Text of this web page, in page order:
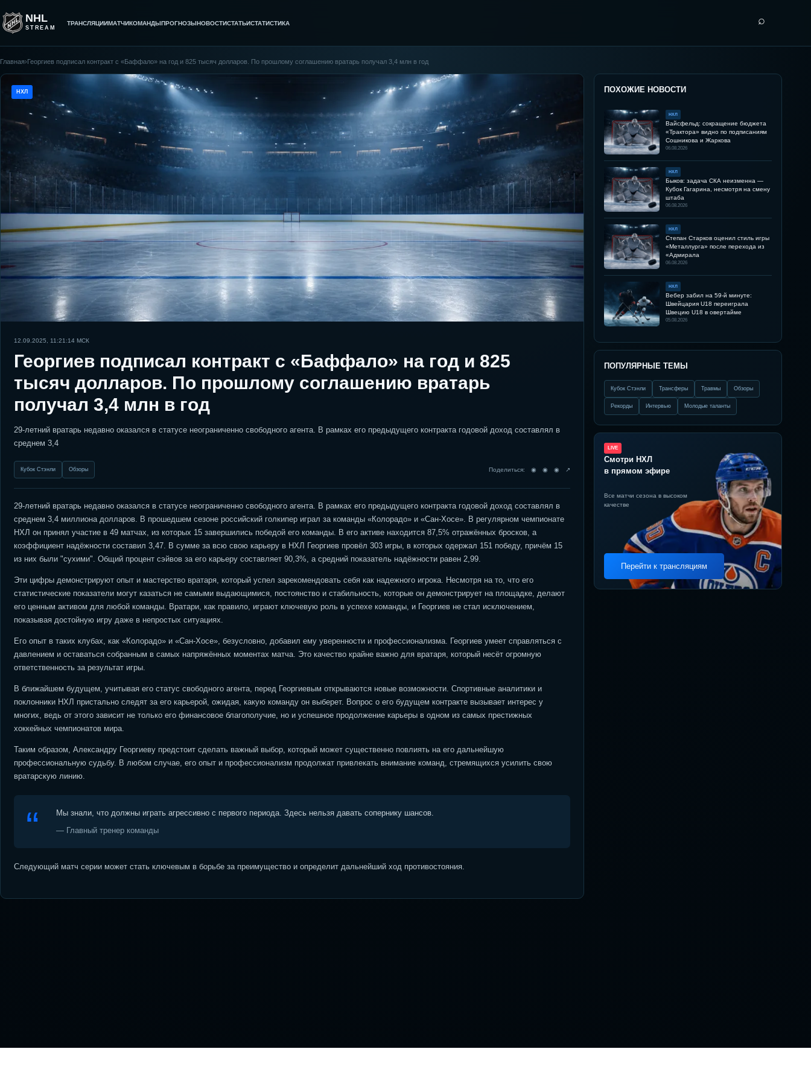
NHL
STREAM
ТРАНСЛЯЦИИМАТЧИКОМАНДЫПРОГНОЗЫНОВОСТИСТАТЬИСТАТИСТИКА ⌕
Главная›Георгиев подписал контракт с «Баффало» на год и 825 тысяч долларов. По прошлому соглашению вратарь получал 3,4 млн в год
НХЛ
12.09.2025, 11:21:14 МСК
Георгиев подписал контракт с «Баффало» на год и 825
тысяч долларов. По прошлому соглашению вратарь
получал 3,4 млн в год
29-летний вратарь недавно оказался в статусе неограниченно свободного агента. В рамках его предыдущего контракта годовой доход составлял в
среднем 3,4
Кубок Стэнли Обзоры Поделиться: ◉ ◉ ◉ ↗
29-летний вратарь недавно оказался в статусе неограниченно свободного агента. В рамках его предыдущего контракта годовой доход составлял в
среднем 3,4 миллиона долларов. В прошедшем сезоне российский голкипер играл за команды «Колорадо» и «Сан-Хосе». В регулярном чемпионате
НХЛ он принял участие в 49 матчах, из которых 15 завершились победой его команды. В его активе находится 87,5% отражённых бросков, а
коэффициент надёжности составил 3,47. В сумме за всю свою карьеру в НХЛ Георгиев провёл 303 игры, в которых одержал 151 победу, причём 15
из них были "сухими". Общий процент сэйвов за его карьеру составляет 90,3%, а средний показатель надёжности равен 2,99.
Эти цифры демонстрируют опыт и мастерство вратаря, который успел зарекомендовать себя как надежного игрока. Несмотря на то, что его
статистические показатели могут казаться не самыми выдающимися, постоянство и стабильность, которые он демонстрирует на площадке, делают
его ценным активом для любой команды. Вратари, как правило, играют ключевую роль в успехе команды, и Георгиев не стал исключением,
показывая достойную игру даже в непростых ситуациях.
Его опыт в таких клубах, как «Колорадо» и «Сан-Хосе», безусловно, добавил ему уверенности и профессионализма. Георгиев умеет справляться с
давлением и оставаться собранным в самых напряжённых моментах матча. Это качество крайне важно для вратаря, который несёт огромную
ответственность за результат игры.
В ближайшем будущем, учитывая его статус свободного агента, перед Георгиевым открываются новые возможности. Спортивные аналитики и
поклонники НХЛ пристально следят за его карьерой, ожидая, какую команду он выберет. Вопрос о его будущем контракте вызывает интерес у
многих, ведь от этого зависит не только его финансовое благополучие, но и успешное продолжение карьеры в одном из самых престижных
хоккейных чемпионатов мира.
Таким образом, Александру Георгиеву предстоит сделать важный выбор, который может существенно повлиять на его дальнейшую
профессиональную судьбу. В любом случае, его опыт и профессионализм продолжат привлекать внимание команд, стремящихся усилить свою
вратарскую линию.
Мы знали, что должны играть агрессивно с первого периода. Здесь нельзя давать сопернику шансов.
— Главный тренер команды
Следующий матч серии может стать ключевым в борьбе за преимущество и определит дальнейший ход противостояния.
ПОХОЖИЕ НОВОСТИ
НХЛ
Вайсфельд: сокращение бюджета
«Трактора» видно по подписаниям
Сошникова и Жаркова
06.08.2026
НХЛ
Быков: задача СКА неизменна —
Кубок Гагарина, несмотря на смену
штаба
06.08.2026
НХЛ
Степан Старков оценил стиль игры
«Металлурга» после перехода из
«Адмирала
06.08.2026
НХЛ
Вебер забил на 59-й минуте:
Швейцария U18 переиграла
Швецию U18 в овертайме
05.08.2026
ПОПУЛЯРНЫЕ ТЕМЫ
Кубок Стэнли Трансферы Травмы Обзоры
Рекорды Интервью Молодые таланты
LIVE
Смотри НХЛ
в прямом эфире
Все матчи сезона в высоком
качестве
Перейти к трансляциям